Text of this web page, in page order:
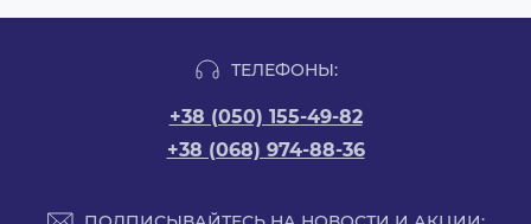
ТЕЛЕФОНЫ:
+38 (050) 155-49-82
+38 (068) 974-88-36